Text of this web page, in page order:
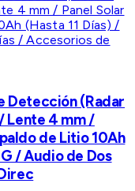
Detección (Radar
Lente 4 mm /
de Litio 10Ah
/ Audio de Dos